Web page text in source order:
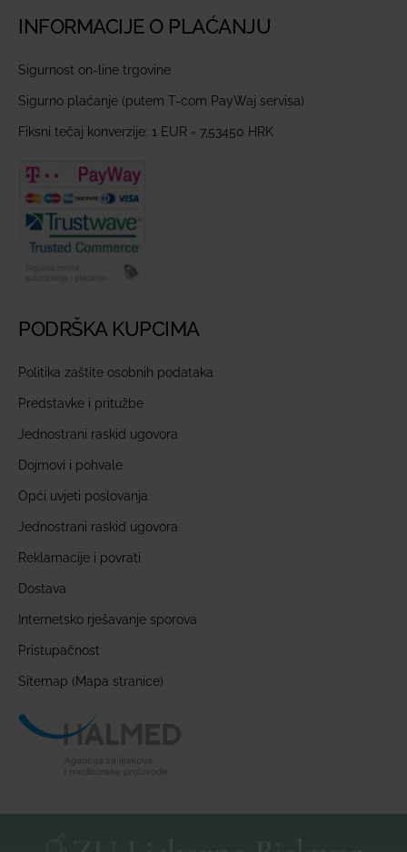
INFORMACIJE O PLAĆANJU
Sigurnost on-line trgovine
Sigurno plaćanje (putem T-com PayWaj servisa)
Fiksni tečaj konverzije: 1 EUR = 7,53450 HRK
PODRŠKA KUPCIMA
Politika zaštite osobnih podataka
Predstavke i pritužbe
Jednostrani raskid ugovora
Dojmovi i pohvale
Opći uvjeti poslovanja
Jednostrani raskid ugovora
Reklamacije i povrati
Dostava
Internetsko rješavanje sporova
Pristupačnost
Sitemap (Mapa stranice)